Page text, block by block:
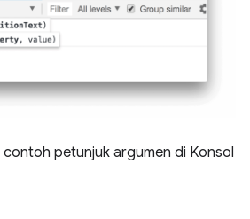
contoh petunjuk argumen di Konsol